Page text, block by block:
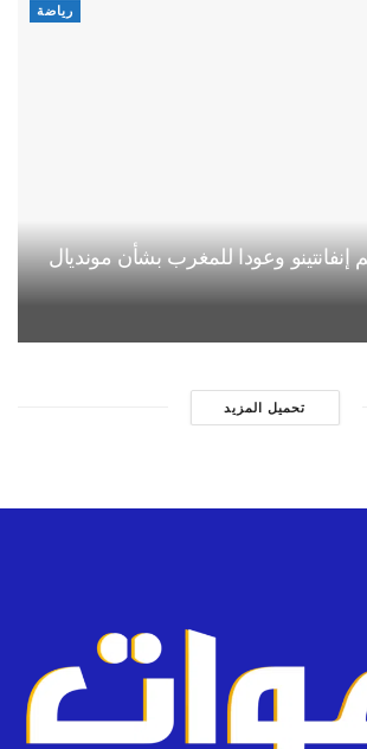
رياضة
إنفانتينو وعودا للمغرب بشأن مونديال
تحميل المزيد